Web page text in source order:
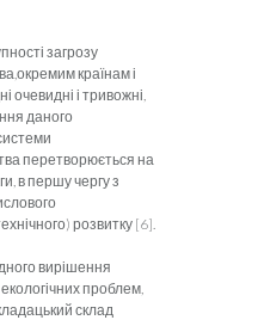
загрозу
країнам і
очевидні і тривожні,
даного
перетворюється на
в першу чергу з
розвитку [6].
вирішення
проблем,
склад